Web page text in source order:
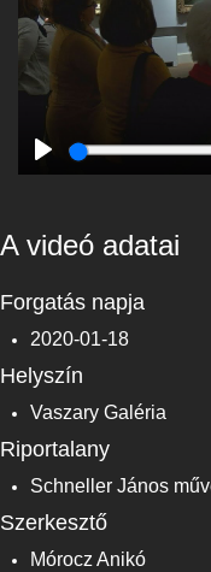
Play
A videó adatai
Forgatás napja
2020-01-18
Helyszín
Vaszary Galéria
Riportalany
Schneller János
Szerkesztő
Mórocz Anikó